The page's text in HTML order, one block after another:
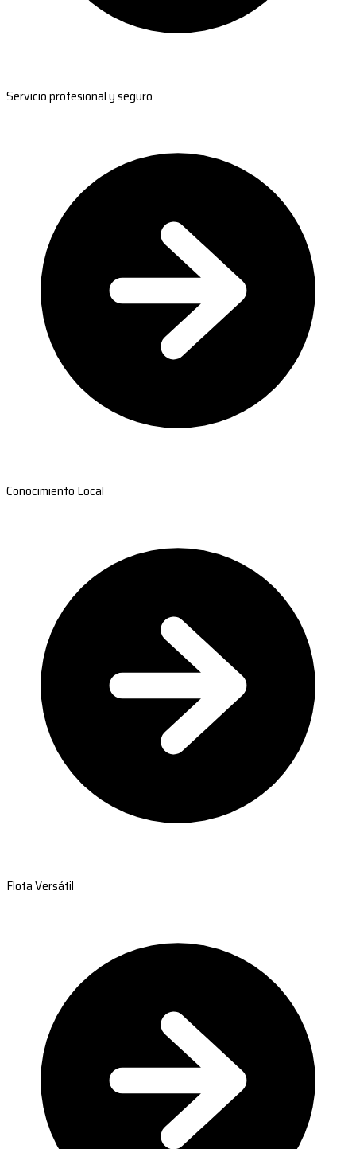
Servicio profesional y seguro
Conocimiento Local
Flota Versátil